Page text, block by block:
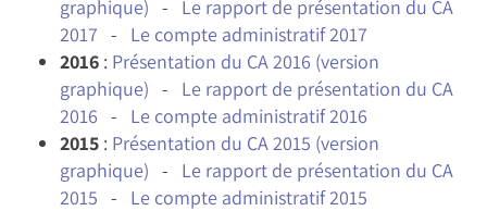
graphique) - Le rapport de présentation du CA
2017 - Le compte administratif 2017
2016 : Présentation du CA 2016 (version
graphique) - Le rapport de présentation du CA
2016 - Le compte administratif 2016
2015 : Présentation du CA 2015 (version
graphique) - Le rapport de présentation du CA
2015 - Le compte administratif 2015